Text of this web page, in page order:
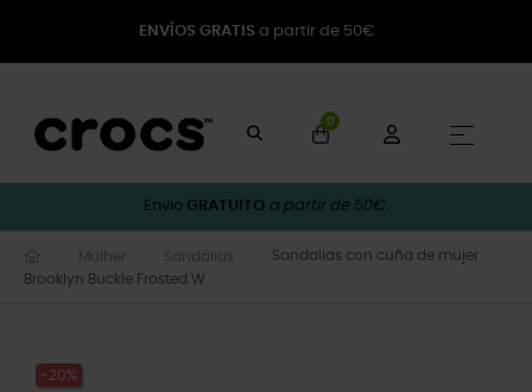
ENVÍOS GRATIS a partir de 50€
0
☰
Envio GRATUITO a partir de 50€.
Mulher Sandálias
Sandalias con cuña de mujer
Brooklyn Buckle Frosted W
-20%